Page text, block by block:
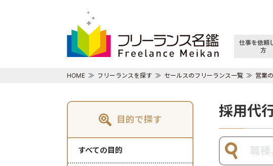
仕事を依頼
方
HOME フリーランスを探す セールスのフリーランス一覧 営業
目的で探す
すべての目的
採用代